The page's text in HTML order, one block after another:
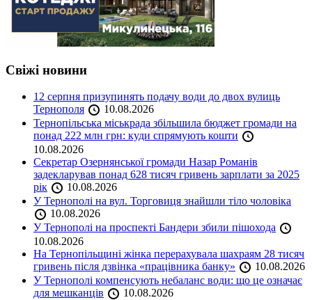
Свіжі новини
12 серпня призупинять подачу води до двох вулиць
Тернополя
10.08.2026
Тернопільська міськрада збільшила бюджет громади на
понад 222 млн грн: куди спрямують кошти
10.08.2026
Секретар Озернянської громади Назар Романів
задекларував понад 628 тисяч гривень зарплати за 2025
рік
10.08.2026
У Тернополі на вул. Торговиця знайшли тіло чоловіка
10.08.2026
У Тернополі на проспекті Бандери збили пішохода
10.08.2026
На Тернопільщині жінка перерахувала шахраям 28 тисяч
гривень після дзвінка «працівника банку»
10.08.2026
У Тернополі компенсують небаланс води: що це означає
для мешканців
10.08.2026